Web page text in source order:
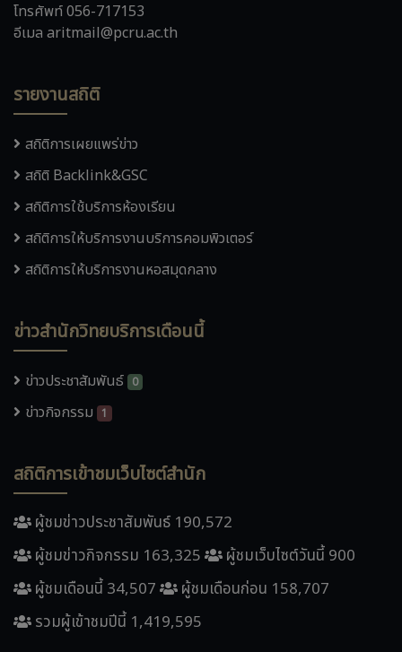
โทรศัพท์ 056-717153
อีเมล aritmail@pcru.ac.th
รายงานสถิติ
สถิติการเผยแพร่ข่าว
สถิติ Backlink&GSC
สถิติการใช้บริการห้องเรียน
สถิติการให้บริการงานบริการคอมพิวเตอร์
สถิติการให้บริการงานหอสมุดกลาง
ข่าวสำนักวิทยบริการเดือนนี้
ข่าวประชาสัมพันธ์ 0
ข่าวกิจกรรม 1
สถิติการเข้าชมเว็บไซต์สำนัก
ผู้ชมข่าวประชาสัมพันธ์ 190,572
ผู้ชมข่าวกิจกรรม 163,325
ผู้ชมเว็บไซต์วันนี้ 900
ผู้ชมเดือนนี้ 34,507
ผู้ชมเดือนก่อน 158,707
รวมผู้เข้าชมปีนี้ 1,419,595